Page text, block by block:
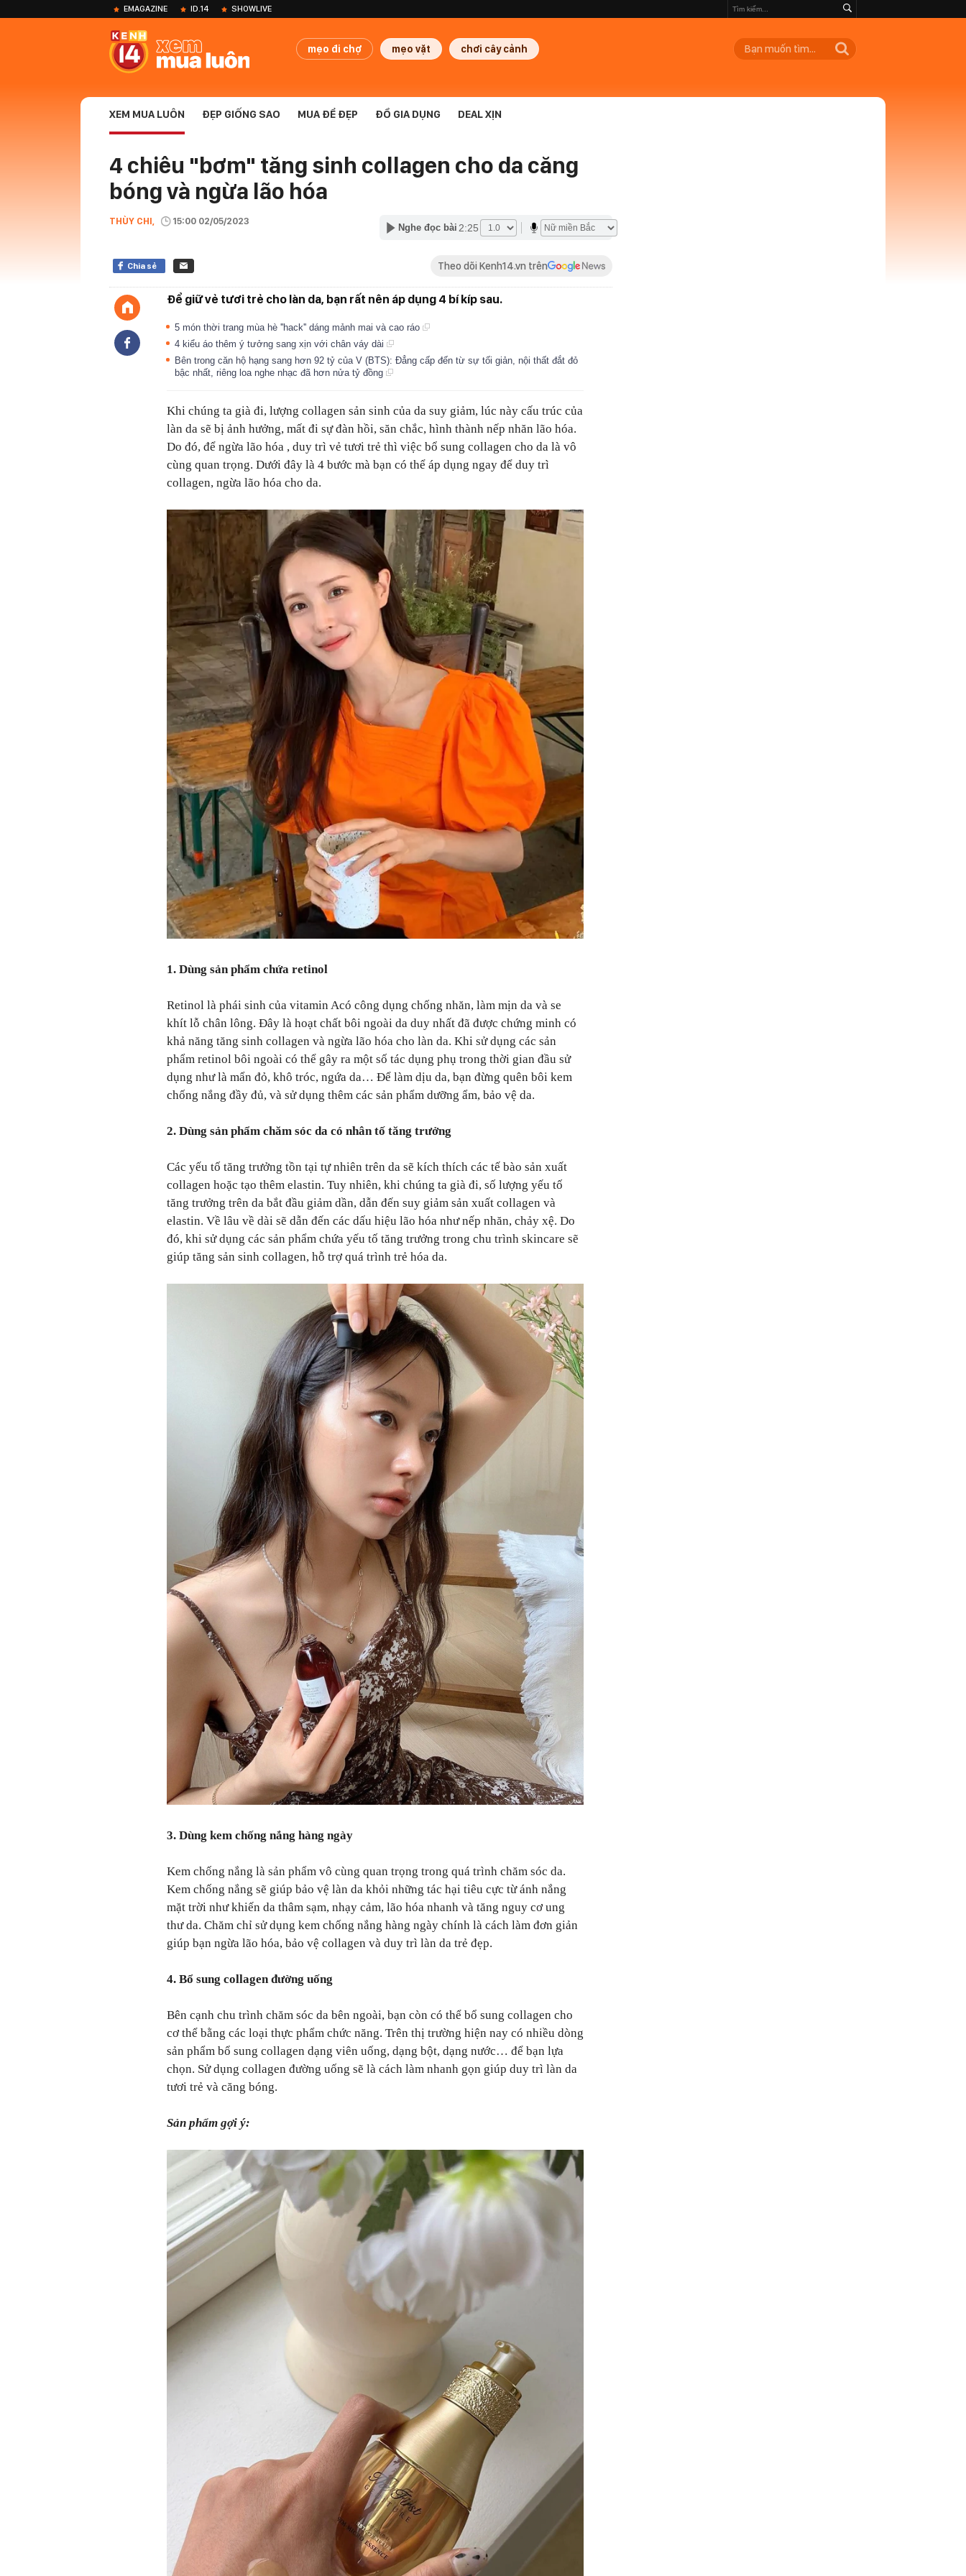
EMAGAZINE ID.14 SHOWLIVE
mẹo đi chợ mẹo vặt chơi cây cảnh
XEM MUA LUÔN ĐẸP GIỐNG SAO MUA ĐỂ ĐẸP ĐỒ GIA DỤNG DEAL XỊN
4 chiêu "bơm" tăng sinh collagen cho da căng
bóng và ngừa lão hóa
THÙY CHI, 15:00 02/05/2023
Nghe đọc bài 2:25
Chia sẻ Theo dõi Kenh14.vn trên
Để giữ vẻ tươi trẻ cho làn da, bạn rất nên áp dụng 4 bí kíp sau.
5 món thời trang mùa hè ''hack'' dáng mảnh mai và cao ráo
4 kiểu áo thêm ý tưởng sang xịn với chân váy dài
Bên trong căn hộ hạng sang hơn 92 tỷ của V (BTS): Đẳng cấp đến từ sự tối giản, nội thất đắt đỏ
bậc nhất, riêng loa nghe nhạc đã hơn nửa tỷ đồng
Khi chúng ta già đi, lượng collagen sản sinh của da suy giảm, lúc này cấu trúc của
làn da sẽ bị ảnh hưởng, mất đi sự đàn hồi, săn chắc, hình thành nếp nhăn lão hóa.
Do đó, để ngừa lão hóa , duy trì vẻ tươi trẻ thì việc bổ sung collagen cho da là vô
cùng quan trọng. Dưới đây là 4 bước mà bạn có thể áp dụng ngay để duy trì
collagen, ngừa lão hóa cho da.
1. Dùng sản phẩm chứa retinol
Retinol là phái sinh của vitamin Acó công dụng chống nhăn, làm mịn da và se
khít lỗ chân lông. Đây là hoạt chất bôi ngoài da duy nhất đã được chứng minh có
khả năng tăng sinh collagen và ngừa lão hóa cho làn da. Khi sử dụng các sản
phẩm retinol bôi ngoài có thể gây ra một số tác dụng phụ trong thời gian đầu sử
dụng như là mẩn đỏ, khô tróc, ngứa da… Để làm dịu da, bạn đừng quên bôi kem
chống nắng đầy đủ, và sử dụng thêm các sản phẩm dưỡng ẩm, bảo vệ da.
2. Dùng sản phẩm chăm sóc da có nhân tố tăng trưởng
Các yếu tố tăng trưởng tồn tại tự nhiên trên da sẽ kích thích các tế bào sản xuất
collagen hoặc tạo thêm elastin. Tuy nhiên, khi chúng ta già đi, số lượng yếu tố
tăng trưởng trên da bắt đầu giảm dần, dẫn đến suy giảm sản xuất collagen và
elastin. Về lâu về dài sẽ dẫn đến các dấu hiệu lão hóa như nếp nhăn, chảy xệ. Do
đó, khi sử dụng các sản phẩm chứa yếu tố tăng trưởng trong chu trình skincare sẽ
giúp tăng sản sinh collagen, hỗ trợ quá trình trẻ hóa da.
3. Dùng kem chống nắng hàng ngày
Kem chống nắng là sản phẩm vô cùng quan trọng trong quá trình chăm sóc da.
Kem chống nắng sẽ giúp bảo vệ làn da khỏi những tác hại tiêu cực từ ánh nắng
mặt trời như khiến da thâm sạm, nhạy cảm, lão hóa nhanh và tăng nguy cơ ung
thư da. Chăm chỉ sử dụng kem chống nắng hàng ngày chính là cách làm đơn giản
giúp bạn ngừa lão hóa, bảo vệ collagen và duy trì làn da trẻ đẹp.
4. Bổ sung collagen đường uống
Bên cạnh chu trình chăm sóc da bên ngoài, bạn còn có thể bổ sung collagen cho
cơ thể bằng các loại thực phẩm chức năng. Trên thị trường hiện nay có nhiều dòng
sản phẩm bổ sung collagen dạng viên uống, dạng bột, dạng nước… để bạn lựa
chọn. Sử dụng collagen đường uống sẽ là cách làm nhanh gọn giúp duy trì làn da
tươi trẻ và căng bóng.
Sản phẩm gợi ý: